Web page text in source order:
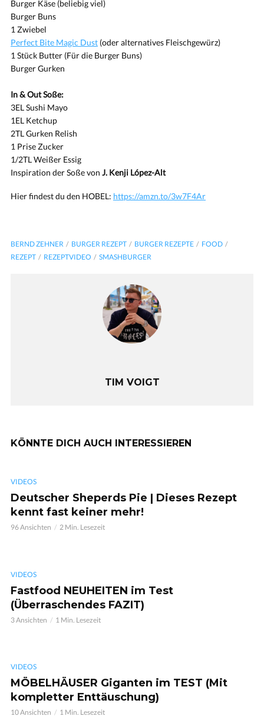
Burger Käse (beliebig viel)
Burger Buns
1 Zwiebel
Perfect Bite Magic Dust (oder alternatives Fleischgewürz)
1 Stück Butter (Für die Burger Buns)
Burger Gurken
In & Out Soße:
3EL Sushi Mayo
1EL Ketchup
2TL Gurken Relish
1 Prise Zucker
1/2TL Weißer Essig
Inspiration der Soße von J. Kenji López-Alt
Hier findest du den HOBEL: https://amzn.to/3w7F4Ar
BERND ZEHNER BURGER REZEPT BURGER REZEPTE
FOOD
REZEPT
REZEPTVIDEO SMASHBURGER
TIM VOIGT
KÖNNTE DICH AUCH INTERESSIEREN
VIDEOS
Deutscher Sheperds Pie | Dieses Rezept
kennt fast keiner mehr!
96 Ansichten 2 Min. Lesezeit
VIDEOS
Fastfood NEUHEITEN im Test
(Überraschendes FAZIT)
3 Ansichten 1 Min. Lesezeit
VIDEOS
MÖBELHÄUSER Giganten im TEST (Mit
kompletter Enttäuschung)
10 Ansichten 1 Min. Lesezeit